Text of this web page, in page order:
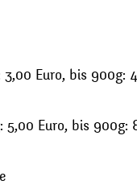
Euro, bis 900g:
Euro, bis 900g: